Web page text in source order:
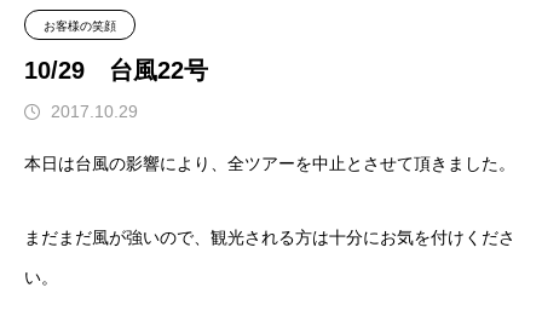
お客様の笑顔
10/29 台風22号
2017.10.29
本日は台風の影響により、全ツアーを中止とさせて頂きました。
まだまだ風が強いので、観光される方は十分にお気を付けくださ
い。